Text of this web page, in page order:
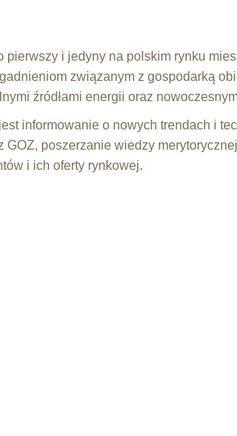
pierwszy i jedyny na polskim rynku
związanym z gospodarką
źródłami energii oraz
informowanie o nowych trendach i
GOZ, poszerzanie wiedzy
i ich oferty rynkowej.